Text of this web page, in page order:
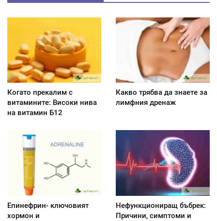
Когато прекалим с
витамините: Високи нива
на витамин Б12
Какво трябва да знаете за
лимфния дренаж
Епинефрин- ключовият
хормон и
Нефункциониращ бъбрек:
Причини, симптоми и